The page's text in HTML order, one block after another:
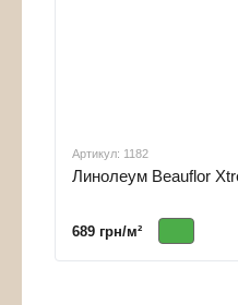
Артикул: 1182
Линолеум Beauflor
689 грн/м²